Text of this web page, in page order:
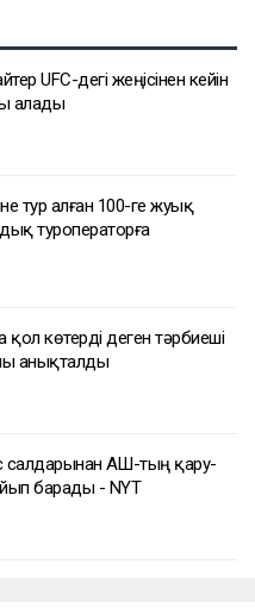
UFC-дегі жеңісінен кейін
алады
тур алған 100-ге жуық
туроператорға
көтерді деген тәрбиеші
анықталды
АҚШ-тың қару-
барады - NYT